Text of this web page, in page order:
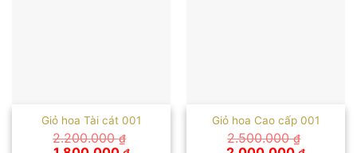
Giỏ hoa Tài cát 001
2.200.000₫
Giỏ hoa Cao cấp 001
2.500.000₫